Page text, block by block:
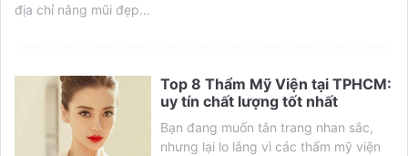
địa chỉ nâng mũi đẹp...
Top 8 Thẩm Mỹ Viện tại TPHCM:
uy tín chất lượng tốt nhất
Bạn đang muốn tân trang nhan sắc,
nhưng lại lo lắng vì các thẩm mỹ viện